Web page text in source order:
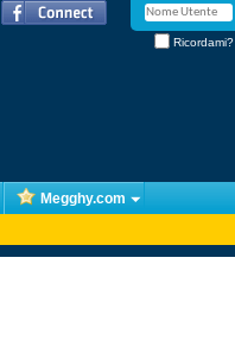
Ricordami?
Megghy.com